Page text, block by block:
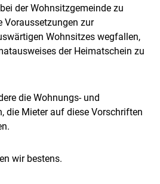
der Wohnsitzgemeinde zu
Voraussetzungen zur
Wohnsitzes wegfallen,
der Heimatschein zu
die Wohnungs- und
die Mieter auf diese Vorschriften
wir bestens.